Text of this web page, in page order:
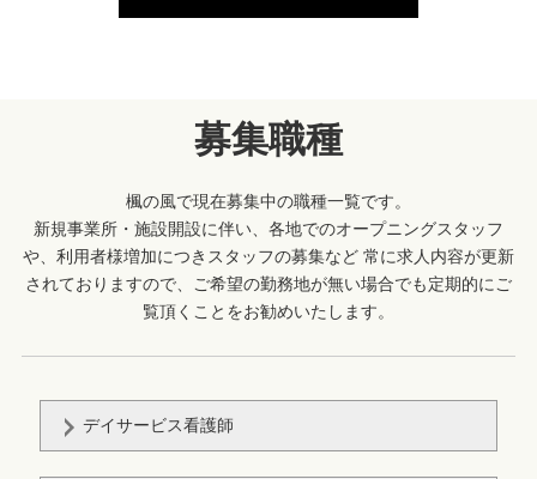
募集職種
楓の風で現在募集中の職種一覧です。
新規事業所・施設開設に伴い、各地でのオープニングスタッフ
や、利用者様増加につきスタッフの募集など 常に求人内容が更新
されておりますので、ご希望の勤務地が無い場合でも定期的にご
覧頂くことをお勧めいたします。
デイサービス看護師